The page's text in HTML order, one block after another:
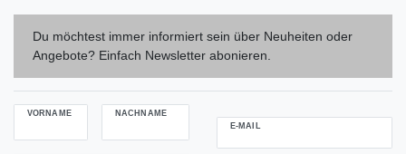
Du möchtest immer informiert sein über Neuheiten oder
Angebote? Einfach Newsletter abonieren.
VORNAME NACHNAME
E-MAIL